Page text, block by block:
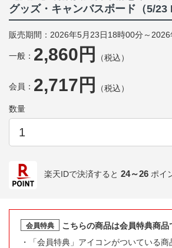
グッズ・キャンバスボード（5/23
販売期間：2026年5月23日18時00分～
一般： 2,860円 （税込）
会員： 2,717円 （税込）
数量
楽天IDで決済すると 24～26 ポイ
会員特典
こちらの商品は会員特典商品
「会員特典」アイコンがついている